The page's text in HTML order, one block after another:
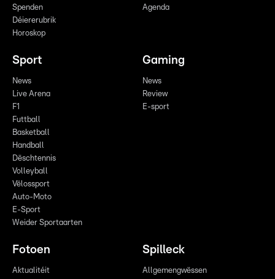
Spenden
Déiererubrik
Horoskop
Agenda
Sport
News
Live Arena
F1
Futtball
Basketball
Handball
Dëschtennis
Volleyball
Vëlossport
Auto-Moto
E-Sport
Weider Sportaarten
Gaming
News
Review
E-sport
Fotoen
Aktualitéit
Spilleck
Allgemengwëssen